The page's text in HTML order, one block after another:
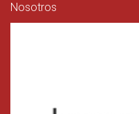
Nosotros